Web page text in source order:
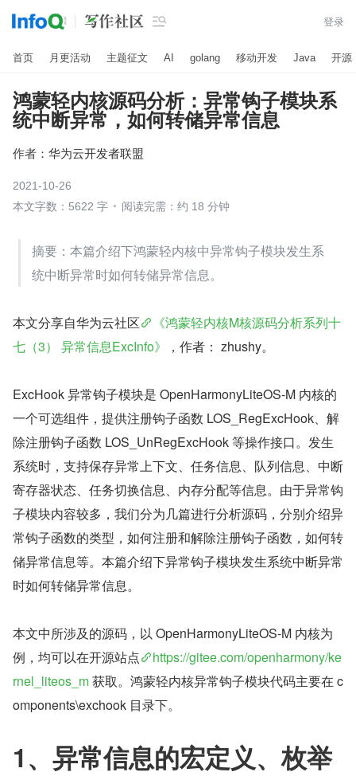
 登录
首页 月更活动 主题征文 AI golang 移动开发 Java 开源
鸿蒙轻内核源码分析：异常钩子模块系
统中断异常，如何转储异常信息
作者： 华为云开发者联盟
2021-10-26
本文字数：5622 字
阅读完需：约 18 分钟
​​摘要：本篇介绍下鸿蒙轻内核中异常钩子模块发生系
统中断异常时如何转储异常信息。
本文分享自华为云社区
《鸿蒙轻内核M核源码分析系列十
七（3） 异常信息ExcInfo》
，作者： zhushy。
ExcHook 异常钩子模块是 OpenHarmonyLiteOS-M 内核的
一个可选组件，提供注册钩子函数 LOS_RegExcHook、解
除注册钩子函数 LOS_UnRegExcHook 等操作接口。发生
系统时，支持保存异常上下文、任务信息、队列信息、中断
寄存器状态、任务切换信息、内存分配等信息。由于异常钩
子模块内容较多，我们分为几篇进行分析源码，分别介绍异
常钩子函数的类型，如何注册和解除注册钩子函数，如何转
储异常信息等。本篇介绍下异常钩子模块发生系统中断异常
时如何转储异常信息。
本文中所涉及的源码，以 OpenHarmonyLiteOS-M 内核为
例，均可以在开源站点
https://gitee.com/openharmony/ke
rnel_liteos_m 获取。鸿蒙轻内核异常钩子模块代码主要在 c
omponents\exchook 目录下。
1、异常信息的宏定义、枚举